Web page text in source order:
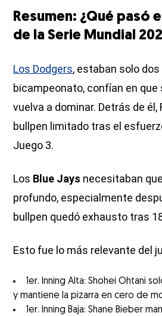
Resumen: ¿Qué pasó
de la Serie Mundial
Los Dodgers, estaban solo
bicampeonato, confían en que
vuelva a dominar. Detrás de
bullpen limitado tras el
Juego 3.
Los Blue Jays necesitaban
profundo, especialmente
bullpen quedó exhausto tras
Esto fue lo más relevante del
1er. Inning Alta: Shohei Ohtani
y mantiene la pizarra en cero de
1er. Inning Baja: Shane Bieber